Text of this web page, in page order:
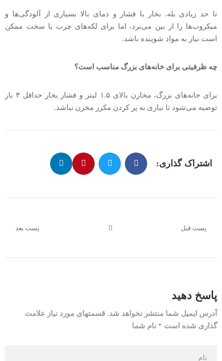
تا حد زیادی بله. بخار با فشار و دمای بالا بسیاری از آلودگی‌ها و
میکروب‌ها را از بین می‌برد، اما برای لکه‌های چرب یا سخت ممکن
است نیاز به مواد شوینده باشد.
چه ظرفیتی برای خانه‌های بزرگ مناسب است؟
برای خانه‌های بزرگ، مخازن بالای ۱.۵ لیتر و فشار بخار حداقل ۳ بار
توصیه می‌شود تا نیازی به پر کردن مکرر مخزن نباشد.
اشتراک گذاری:
پست قبل پست بعد
پاسخ دهید
آدرس ایمیل شما منتشر نخواهد شد. قسمتهای مورد نیاز علامت
گذاری شده است * نام شما